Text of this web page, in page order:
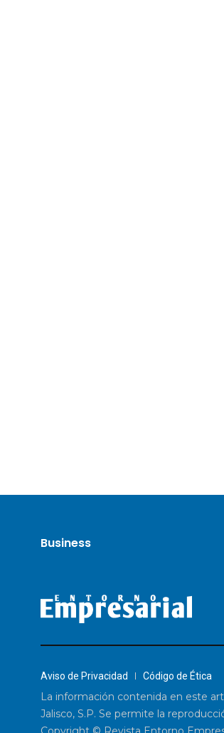
Business
Aviso de Privacidad Código de Ética
La información contenida en este
Jalisco, S.P. Se permite la